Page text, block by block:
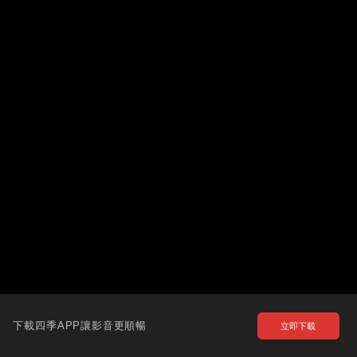
下載四季APP讓影音更順暢 立即下載